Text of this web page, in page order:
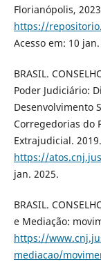
Florianópolis,
https://
Acesso em: 10
BRASIL.
Poder Judiciário:
Desenvolvimento
Corregedorias do
Extrajudicial.
https://
jan. 2025.
BRASIL.
e Mediação:
https://
mediacao/